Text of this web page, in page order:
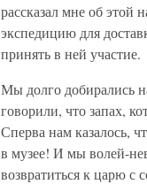
рассказал мне об этой
экспедицию для
принять в ней участие.
Мы долго добирались
говорили, что запах,
Сперва нам казалось,
в музее! И мы волей-
возвратиться к царю с